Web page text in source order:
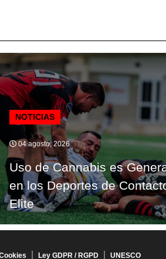
NOTICIAS
04 agosto, 2026
Uso de Cannabis es
en los Deportes de
Elite
Ley GDPR / RGPD UNESCO